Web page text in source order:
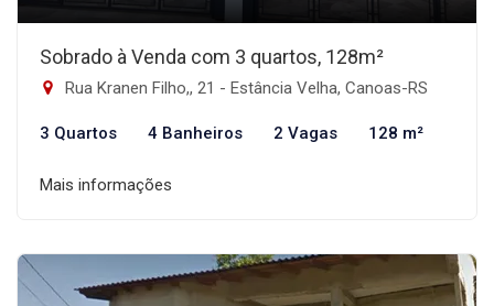
Sobrado à Venda com 3 quartos, 128m²
Rua Kranen Filho,, 21 - Estância Velha, Canoas-RS
3 Quartos 4 Banheiros 2 Vagas 128 m²
Mais informações